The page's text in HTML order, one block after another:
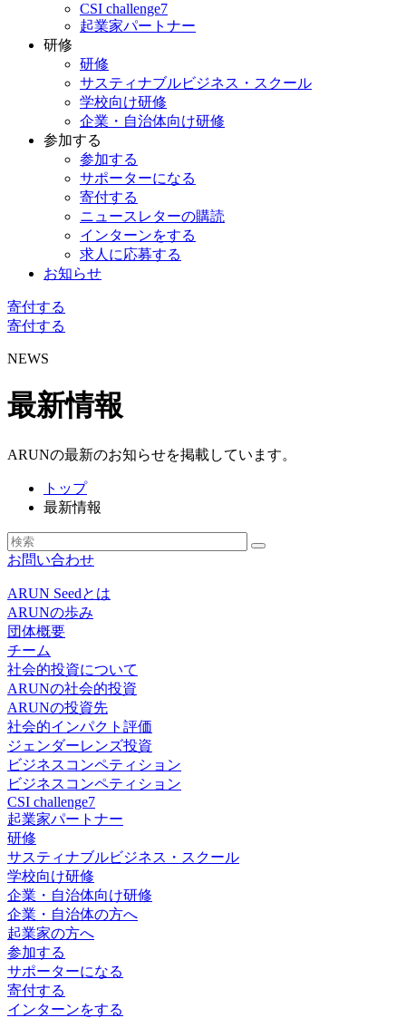
CSI challenge7
起業家パートナー
研修
研修
サスティナブルビジネス・スクール
学校向け研修
企業・自治体向け研修
参加する
参加する
サポーターになる
寄付する
ニュースレターの購読
インターンをする
求人に応募する
お知らせ
寄付する
寄付する
NEWS
最新情報
ARUNの最新のお知らせを掲載しています。
トップ
最新情報
お問い合わせ
ARUN Seedとは
ARUNの歩み
団体概要
チーム
社会的投資について
ARUNの社会的投資
ARUNの投資先
社会的インパクト評価
ジェンダーレンズ投資
ビジネスコンペティション
ビジネスコンペティション
CSI challenge7
起業家パートナー
研修
サスティナブルビジネス・スクール
学校向け研修
企業・自治体向け研修
企業・自治体の方へ
起業家の方へ
参加する
サポーターになる
寄付する
インターンをする